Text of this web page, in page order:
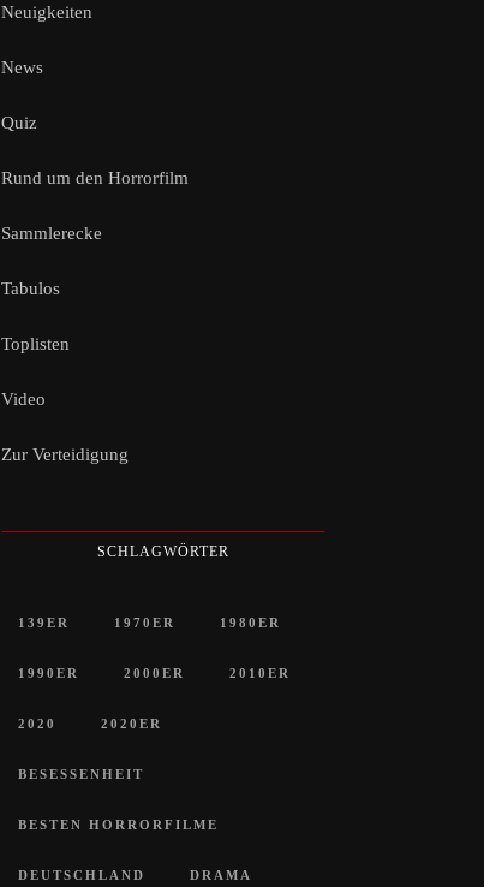
Neuigkeiten
News
Quiz
Rund um den Horrorfilm
Sammlerecke
Tabulos
Toplisten
Video
Zur Verteidigung
SCHLAGWÖRTER
139ER 1970ER 1980ER
1990ER 2000ER 2010ER
2020 2020ER
BESESSENHEIT
BESTEN HORRORFILME
DEUTSCHLAND DRAMA